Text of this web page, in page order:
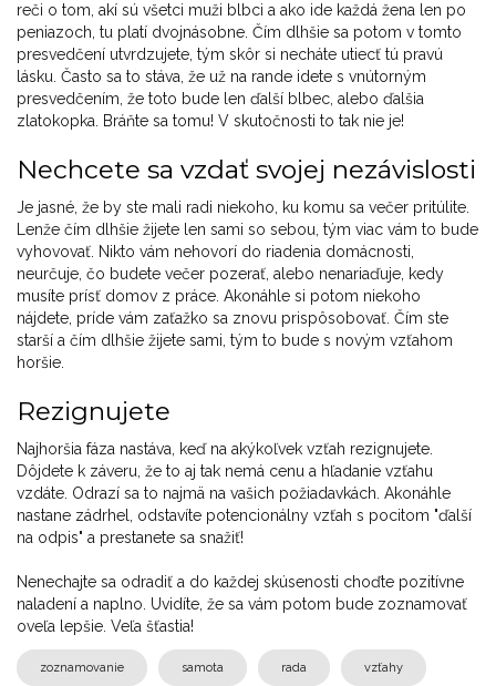
reči o tom, akí sú všetci muži blbci a ako ide každá žena len po
peniazoch, tu platí dvojnásobne. Čím dlhšie sa potom v tomto
presvedčení utvrdzujete, tým skôr si necháte utiecť tú pravú
lásku. Často sa to stáva, že už na rande idete s vnútorným
presvedčením, že toto bude len ďalší blbec, alebo ďalšia
zlatokopka. Bráňte sa tomu! V skutočnosti to tak nie je!
Nechcete sa vzdať svojej nezávislosti
Je jasné, že by ste mali radi niekoho, ku komu sa večer pritúlite.
Lenže čím dlhšie žijete len sami so sebou, tým viac vám to bude
vyhovovať. Nikto vám nehovorí do riadenia domácnosti,
neurčuje, čo budete večer pozerať, alebo nenariaďuje, kedy
musíte prísť domov z práce. Akonáhle si potom niekoho
nájdete, príde vám zaťažko sa znovu prispôsobovať. Čím ste
starší a čím dlhšie žijete sami, tým to bude s novým vzťahom
horšie.
Rezignujete
Najhoršia fáza nastáva, keď na akýkoľvek vzťah rezignujete.
Dôjdete k záveru, že to aj tak nemá cenu a hľadanie vzťahu
vzdáte. Odrazí sa to najmä na vašich požiadavkách. Akonáhle
nastane zádrhel, odstavíte potencionálny vzťah s pocitom "ďalší
na odpis" a prestanete sa snažiť!
Nenechajte sa odradiť a do každej skúsenosti choďte pozitívne
naladení a naplno. Uvidíte, že sa vám potom bude zoznamovať
oveľa lepšie. Veľa šťastia!
zoznamovanie samota rada vzťahy